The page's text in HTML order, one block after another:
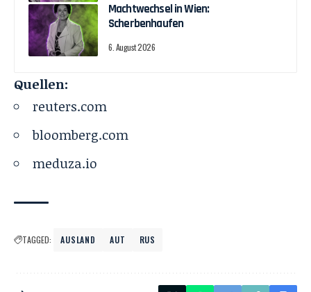
Machtwechsel in Wien:
Scherbenhaufen
6. August 2026
Quellen:
reuters.com
bloomberg.com
meduza.io
TAGGED: AUSLAND AUT RUS